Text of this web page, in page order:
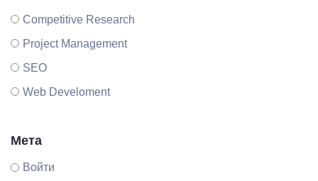
Competitive Research
Project Management
SEO
Web Develoment
Мета
Войти